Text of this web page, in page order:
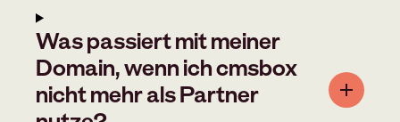
Was passiert mit meiner
Domain, wenn ich cmsbox
nicht mehr als Partner